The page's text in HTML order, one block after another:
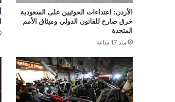
الأردن: اعتداءات الحوثيين على السعودية
خرق صارخ للقانون الدولي وميثاق الأمم
المتحدة
منذ 17 ساعة